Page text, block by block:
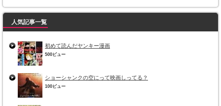
人気記事一覧
初めて読んだヤンキー漫画
500ビュー
ショーシャンクの空にって映画しってる？
100ビュー